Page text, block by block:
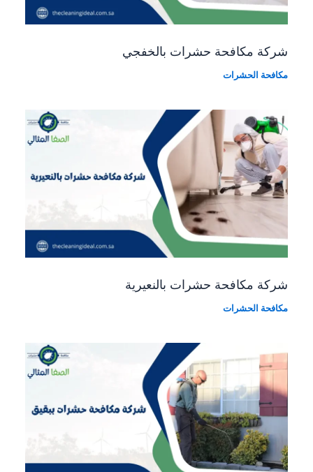
شركة مكافحة حشرات بالخفجي
مكافحة الحشرات
شركة مكافحة حشرات بالنعيرية
مكافحة الحشرات